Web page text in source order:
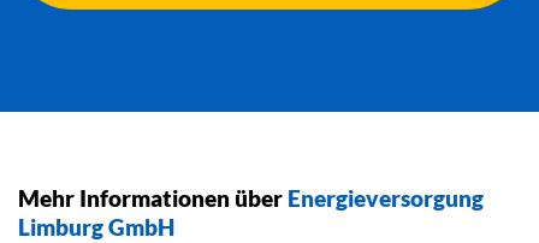
Mehr Informationen über Energieversorgung
Limburg GmbH